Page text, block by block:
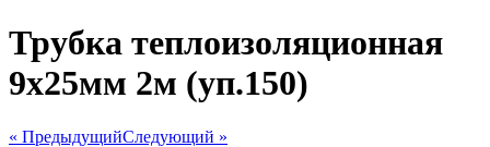
Трубка теплоизоляционная
9х25мм 2м (уп.150)
« ПредыдущийСледующий »